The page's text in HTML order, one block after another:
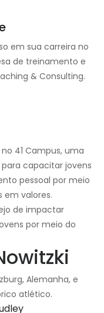
em sua carreira no
de treinamento e
& Consulting.
no 41 Campus, uma
para capacitar jovens
pessoal por meio
em valores.
de impactar
por meio do
Alemanha, e
atlético.